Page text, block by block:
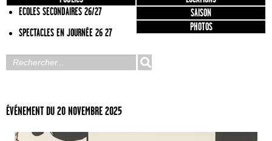
ECOLES SECONDAIRES 26/27
SPECTACLES EN JOURNÉE 26 27
SAISON
PHOTOS
ÉVÉNEMENT DU 20 NOVEMBRE 2025